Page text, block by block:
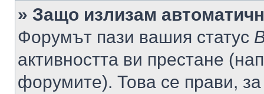
» Защо излизам
Форумът пази вашия статус
активността ви престане
форумите). Това се прави,